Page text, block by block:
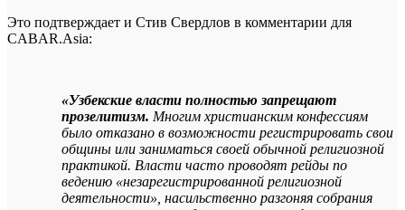
Это подтверждает и Стив Свердлов в комментарии для
CABAR.Asia:
«Узбекские власти полностью запрещают
прозелитизм. Многим христианским конфессиям
было отказано в возможности регистрировать свои
общины или заниматься своей обычной религиозной
практикой. Власти часто проводят рейды по
ведению «незарегистрированной религиозной
деятельности», насильственно разгоняя собрания